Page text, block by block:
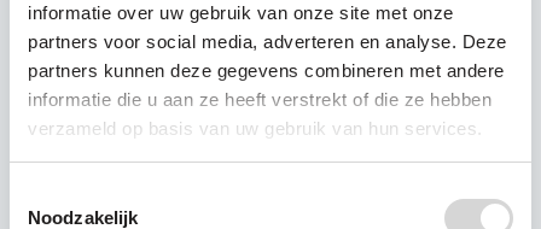
informatie over uw gebruik van onze site met onze
partners voor social media, adverteren en analyse. Deze
partners kunnen deze gegevens combineren met andere
informatie die u aan ze heeft verstrekt of die ze hebben
verzameld op basis van uw gebruik van hun services.
Noodzakelijk